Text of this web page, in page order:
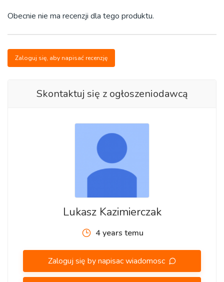
Obecnie nie ma recenzji dla tego produktu.
Zaloguj się, aby napisać recenzję
Skontaktuj się z ogłoszeniodawcą
Lukasz Kazimierczak
4 years temu
Zaloguj się by napisac wiadomosc